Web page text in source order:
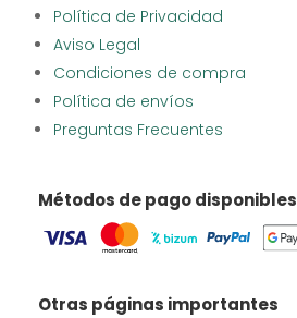
Política de Privacidad
Aviso Legal
Condiciones de compra
Política de envíos
Preguntas Frecuentes
Métodos de pago disponibles
Otras páginas importantes